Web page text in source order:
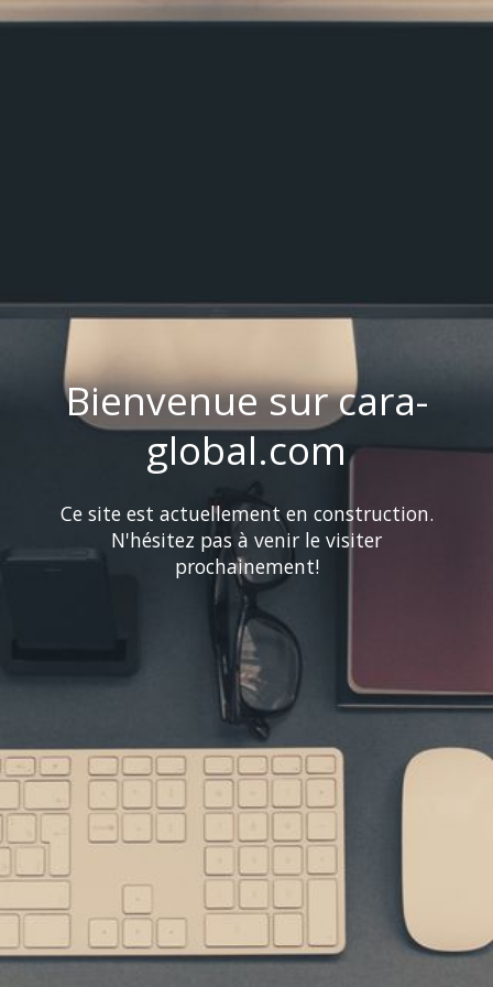
Bienvenue sur cara-
global.com
Ce site est actuellement en construction.
N'hésitez pas à venir le visiter
prochainement!